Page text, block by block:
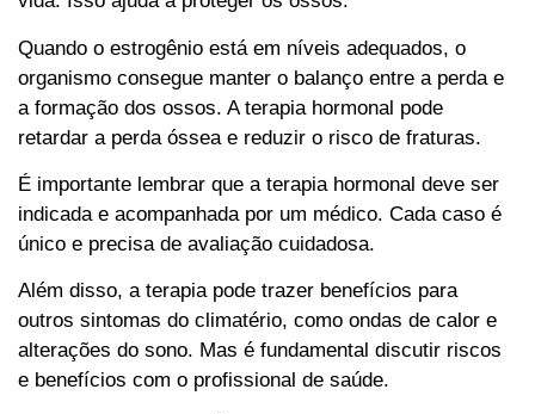
Quando o estrogênio está em níveis adequados, o
organismo consegue manter o balanço entre a perda e
a formação dos ossos. A terapia hormonal pode
retardar a perda óssea e reduzir o risco de fraturas.
É importante lembrar que a terapia hormonal deve ser
indicada e acompanhada por um médico. Cada caso é
único e precisa de avaliação cuidadosa.
Além disso, a terapia pode trazer benefícios para
outros sintomas do climatério, como ondas de calor e
alterações do sono. Mas é fundamental discutir riscos
e benefícios com o profissional de saúde.